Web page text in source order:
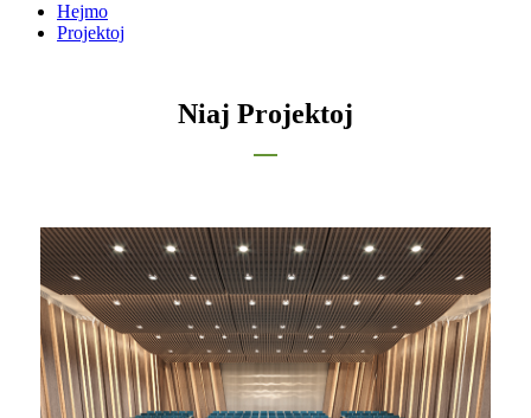
Hejmo
Projektoj
Niaj Projektoj